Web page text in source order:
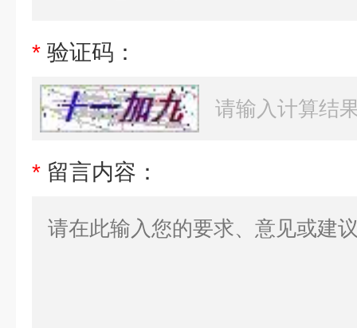
* 验证码：
* 留言内容：